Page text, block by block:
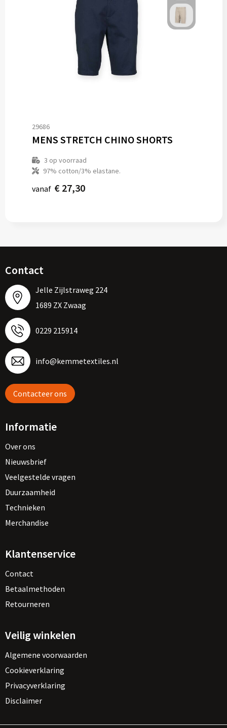
29686
MENS STRETCH CHINO SHORTS
3 op voorraad
97% cotton/3% elastane.
vanaf € 27,30
Contact
Jelle Zijlstraweg 224
1689 ZX Zwaag
0229 215914
info@kemmetextiles.nl
Contacteer ons
Informatie
Over ons
Nieuwsbrief
Veelgestelde vragen
Duurzaamheid
Technieken
Merchandise
Klantenservice
Contact
Betaalmethoden
Retourneren
Veilig winkelen
Algemene voorwaarden
Cookieverklaring
Privacyverklaring
Disclaimer